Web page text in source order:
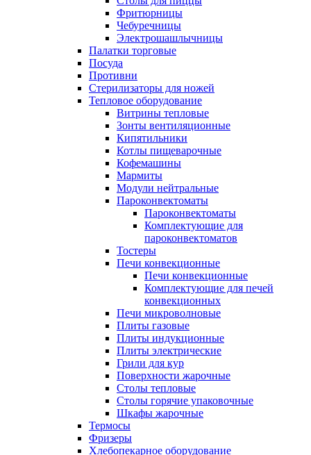
Фритюрницы
Чебуречницы
Электрошашлычницы
Палатки торговые
Посуда
Противни
Стерилизаторы для ножей
Тепловое оборудование
Витрины тепловые
Зонты вентиляционные
Кипятильники
Котлы пищеварочные
Кофемашины
Мармиты
Модули нейтральные
Пароконвектоматы
Пароконвектоматы
Комплектующие для
пароконвектоматов
Тостеры
Печи конвекционные
Печи конвекционные
Комплектующие для печей
конвекционных
Печи микроволновые
Плиты газовые
Плиты индукционные
Плиты электрические
Грили для кур
Поверхности жарочные
Столы тепловые
Столы горячие упаковочные
Шкафы жарочные
Термосы
Фризеры
Хлебопекарное оборудование